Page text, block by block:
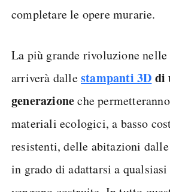
completare le opere murarie.
La più grande rivoluzione
arriverà dallestampanti 3D di
generazioneche
materiali ecologici, a basso
resistenti, delle abitazioni
in grado di adattarsi a